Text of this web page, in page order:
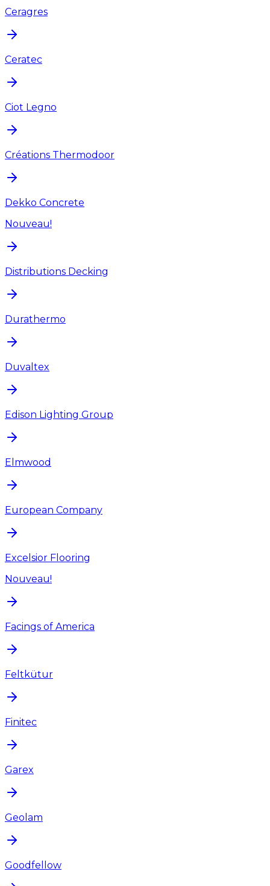
Ceragres
Ceratec
Ciot Legno
Créations Thermodoor
Dekko Concrete
Nouveau!
Distributions Decking
Durathermo
Duvaltex
Edison Lighting Group
Elmwood
European Company
Excelsior Flooring
Nouveau!
Facings of America
Feltkütur
Finitec
Garex
Geolam
Goodfellow